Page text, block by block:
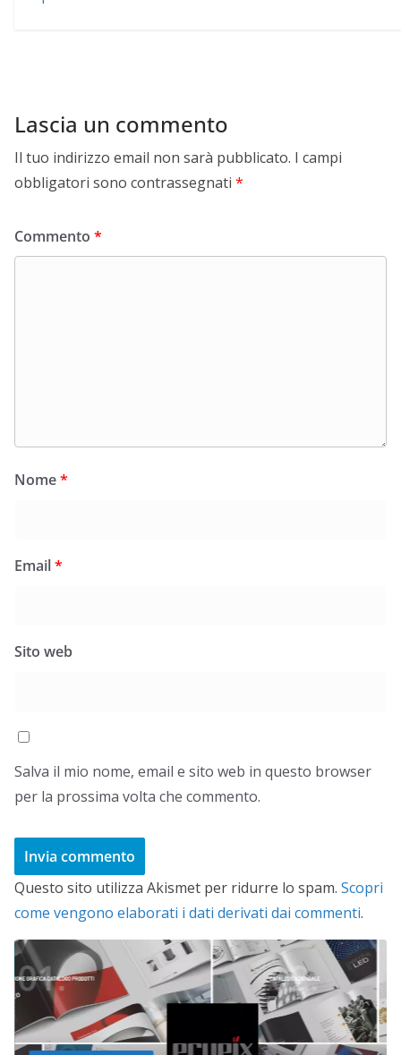
Lascia un commento
Il tuo indirizzo email non sarà pubblicato. I campi
obbligatori sono contrassegnati *
Commento *
Nome*
Email*
Sito web
Salva il mio nome, email e sito web in questo browser
per la prossima volta che commento.
Questo sito utilizza Akismet per ridurre lo spam. Scopri
come vengono elaborati i dati derivati dai commenti.